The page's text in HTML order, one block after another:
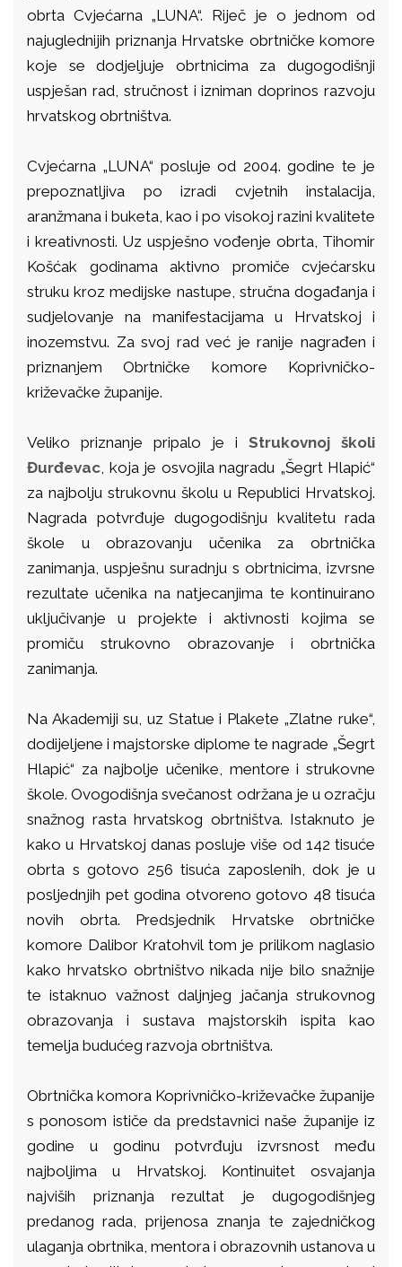
obrta Cvjećarna „LUNA“. Riječ je o jednom od
najuglednijih priznanja Hrvatske obrtničke komore
koje se dodjeljuje obrtnicima za dugogodišnji
uspješan rad, stručnost i izniman doprinos razvoju
hrvatskog obrtništva.
Cvjećarna „LUNA“ posluje od 2004. godine te je
prepoznatljiva po izradi cvjetnih instalacija,
aranžmana i buketa, kao i po visokoj razini kvalitete
i kreativnosti. Uz uspješno vođenje obrta, Tihomir
Košćak godinama aktivno promiče cvjećarsku
struku kroz medijske nastupe, stručna događanja i
sudjelovanje na manifestacijama u Hrvatskoj i
inozemstvu. Za svoj rad već je ranije nagrađen i
priznanjem Obrtničke komore Koprivničko-
križevačke županije.
Veliko priznanje pripalo je i Strukovnoj školi
Đurđevac, koja je osvojila nagradu „Šegrt Hlapić“
za najbolju strukovnu školu u Republici Hrvatskoj.
Nagrada potvrđuje dugogodišnju kvalitetu rada
škole u obrazovanju učenika za obrtnička
zanimanja, uspješnu suradnju s obrtnicima, izvrsne
rezultate učenika na natjecanjima te kontinuirano
uključivanje u projekte i aktivnosti kojima se
promiču strukovno obrazovanje i obrtnička
zanimanja.
Na Akademiji su, uz Statue i Plakete „Zlatne ruke“,
dodijeljene i majstorske diplome te nagrade „Šegrt
Hlapić“ za najbolje učenike, mentore i strukovne
škole. Ovogodišnja svečanost održana je u ozračju
snažnog rasta hrvatskog obrtništva. Istaknuto je
kako u Hrvatskoj danas posluje više od 142 tisuće
obrta s gotovo 256 tisuća zaposlenih, dok je u
posljednjih pet godina otvoreno gotovo 48 tisuća
novih obrta. Predsjednik Hrvatske obrtničke
komore Dalibor Kratohvil tom je prilikom naglasio
kako hrvatsko obrtništvo nikada nije bilo snažnije
te istaknuo važnost daljnjeg jačanja strukovnog
obrazovanja i sustava majstorskih ispita kao
temelja budućeg razvoja obrtništva.
Obrtnička komora Koprivničko-križevačke županije
s ponosom ističe da predstavnici naše županije iz
godine u godinu potvrđuju izvrsnost među
najboljima u Hrvatskoj. Kontinuitet osvajanja
najviših priznanja rezultat je dugogodišnjeg
predanog rada, prijenosa znanja te zajedničkog
ulaganja obrtnika, mentora i obrazovnih ustanova u